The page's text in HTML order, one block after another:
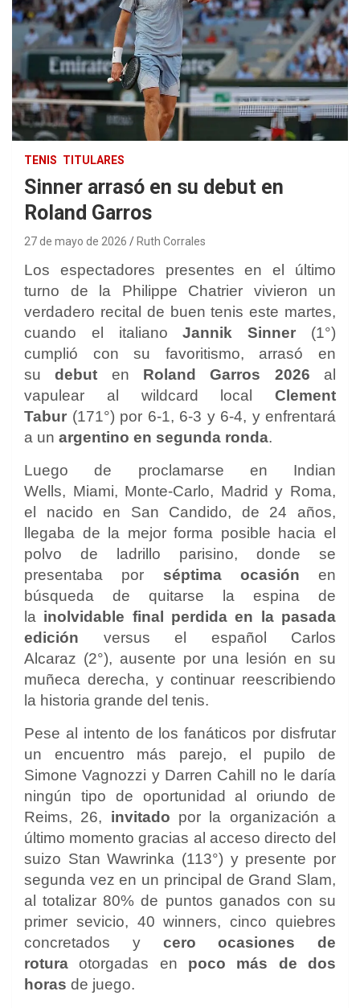
TENIS TITULARES
Sinner arrasó en su debut en
Roland Garros
27 de mayo de 2026 Ruth Corrales
Los espectadores presentes en el último
turno de la Philippe Chatrier vivieron un
verdadero recital de buen tenis este martes,
cuando el italianoJannik Sinner (1°)
cumplió con su favoritismo, arrasó en
sudebut en Roland Garros 2026 al
vapulear al wildcard local Clement
Tabur (171°) por 6-1, 6-3 y 6-4, y enfrentará
a un argentino en segunda ronda.
Luego de proclamarse en Indian
Wells, Miami, Monte-Carlo, Madrid y Roma,
el nacido en San Candido, de 24 años,
llegaba de la mejor forma posible hacia el
polvo de ladrillo parisino, donde se
presentaba por séptima ocasión en
búsqueda de quitarse la espina de
la inolvidable final perdida en la pasada
edición versus el español Carlos
Alcaraz (2°), ausente por una lesión en su
muñeca derecha, y continuar reescribiendo
la historia grande del tenis.
Pese al intento de los fanáticos por disfrutar
un encuentro más parejo, el pupilo de
Simone Vagnozzi y Darren Cahill no le daría
ningún tipo de oportunidad al oriundo de
Reims, 26, invitado por la organización a
último momento gracias al acceso directo del
suizo Stan Wawrinka (113°) y presente por
segunda vez en un principal de Grand Slam,
al totalizar 80% de puntos ganados con su
primer sevicio, 40 winners, cinco quiebres
concretados y cero ocasiones de
rotura otorgadas en poco más de dos
horas de juego.